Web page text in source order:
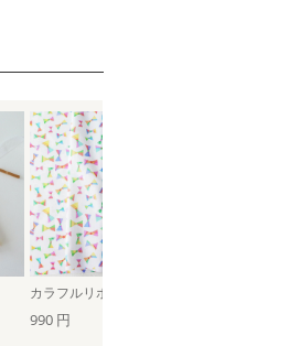
カラフルリボン
990 円